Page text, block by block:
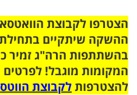
ההשקה שיתקיים
בהשתתפות הרה"ג זמיר
המקומות מוגבל! לפרטים
להצטרפותלקבוצת